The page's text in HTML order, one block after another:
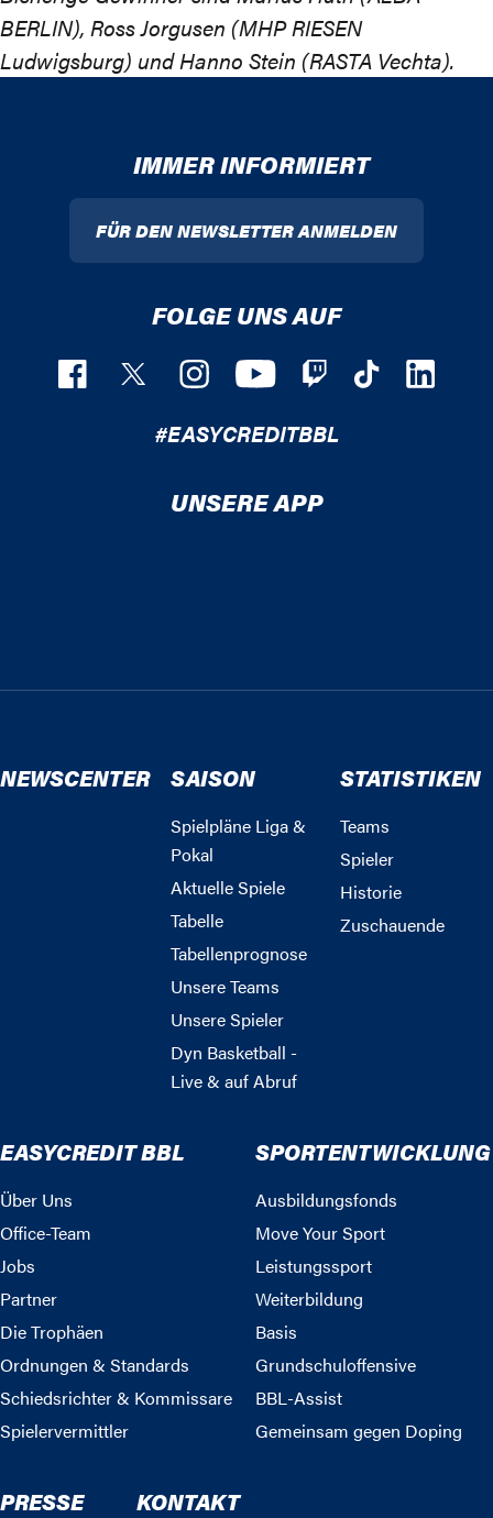
BERLIN), Ross Jorgusen (MHP RIESEN
Ludwigsburg) und Hanno Stein (RASTA Vechta).
IMMER INFORMIERT
FÜR DEN NEWSLETTER ANMELDEN
FOLGE UNS AUF
#EASYCREDITBBL
UNSERE APP
NEWSCENTER SAISON
Spielpläne Liga &
Pokal
Aktuelle Spiele
Tabelle
Tabellenprognose
Unsere Teams
Unsere Spieler
Dyn Basketball -
Live & auf Abruf
STATISTIKEN
Teams
Spieler
Historie
Zuschauende
EASYCREDIT BBL
Über Uns
Office-Team
Jobs
Partner
Die Trophäen
Ordnungen & Standards
Schiedsrichter & Kommissare
Spielervermittler
SPORTENTWICKLUNG
Ausbildungsfonds
Move Your Sport
Leistungssport
Weiterbildung
Basis
Grundschuloffensive
BBL-Assist
Gemeinsam gegen Doping
PRESSE KONTAKT